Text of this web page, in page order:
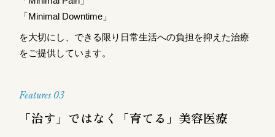
「Minimal Downtime」
を大切にし、できる限り日常生活への負担を抑えた治療
をご提供しています。
Features 03
「治す」ではなく「育てる」美容医療